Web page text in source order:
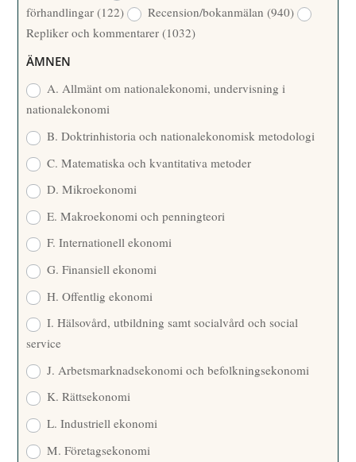
T
A
R
förhandlingar(122) Recension/bokanmälan(940)
Repliker och kommentarer(1032)
ÄMNEN
A. Allmänt om nationalekonomi, undervisning i
nationalekonomi
B. Doktrinhistoria och nationalekonomisk metodologi
C. Matematiska och kvantitativa metoder
D. Mikroekonomi
E. Makroekonomi och penningteori
F. Internationell ekonomi
G. Finansiell ekonomi
H. Offentlig ekonomi
I. Hälsovård, utbildning samt socialvård och social
service
J. Arbetsmarknadsekonomi och befolkningsekonomi
K. Rättsekonomi
L. Industriell ekonomi
M. Företagsekonomi